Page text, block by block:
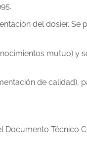
del dosier. Se
mutuo) y
de calidad),
Técnico